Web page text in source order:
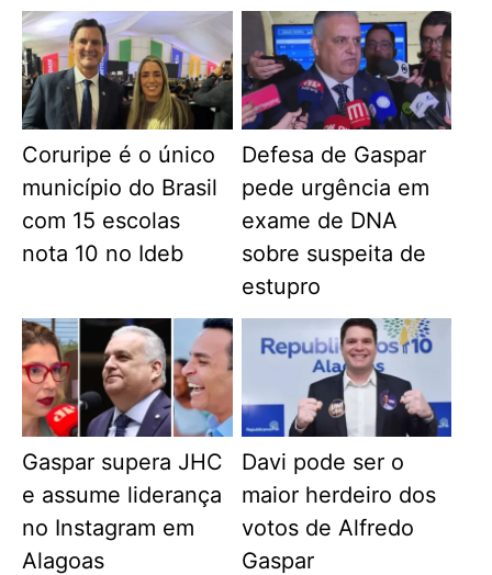
Coruripe é o único
município do Brasil
com 15 escolas
nota 10 no Ideb
Defesa de Gaspar
pede urgência em
exame de DNA
sobre suspeita de
estupro
Gaspar supera JHC
e assume liderança
no Instagram em
Alagoas
Davi pode ser o
maior herdeiro dos
votos de Alfredo
Gaspar